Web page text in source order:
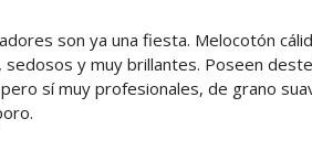
son ya una fiesta. Melocotón
sedosos y muy brillantes. Poseen
sí muy profesionales, de grano